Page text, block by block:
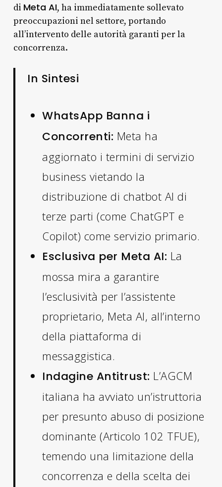
di Meta AI, ha immediatamente sollevato
preoccupazioni nel settore, portando
all’intervento delle autorità garanti per la
concorrenza.
In Sintesi
WhatsApp Banna i
Concorrenti: Meta ha
aggiornato i termini di servizio
business vietando la
distribuzione di chatbot AI di
terze parti (come ChatGPT e
Copilot) come servizio primario.
Esclusiva per Meta AI: La
mossa mira a garantire
l’esclusività per l’assistente
proprietario, Meta AI, all’interno
della piattaforma di
messaggistica.
Indagine Antitrust: L’AGCM
italiana ha avviato un’istruttoria
per presunto abuso di posizione
dominante (Articolo 102 TFUE),
temendo una limitazione della
concorrenza e della scelta dei